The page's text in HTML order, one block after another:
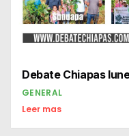
Debate Chiapas
GENERAL
Leer mas